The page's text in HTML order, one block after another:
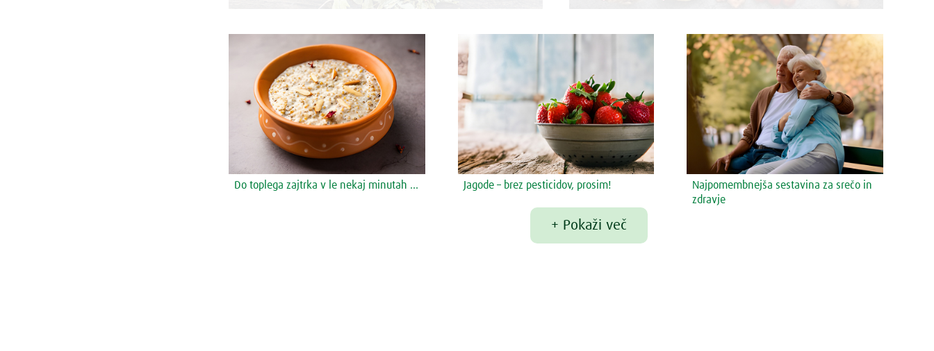
Do toplega zajtrka v le nekaj minutah … Jagode – brez pesticidov, prosim!
Najpomembnejša sestavina za srečo in
zdravje
+ Pokaži več